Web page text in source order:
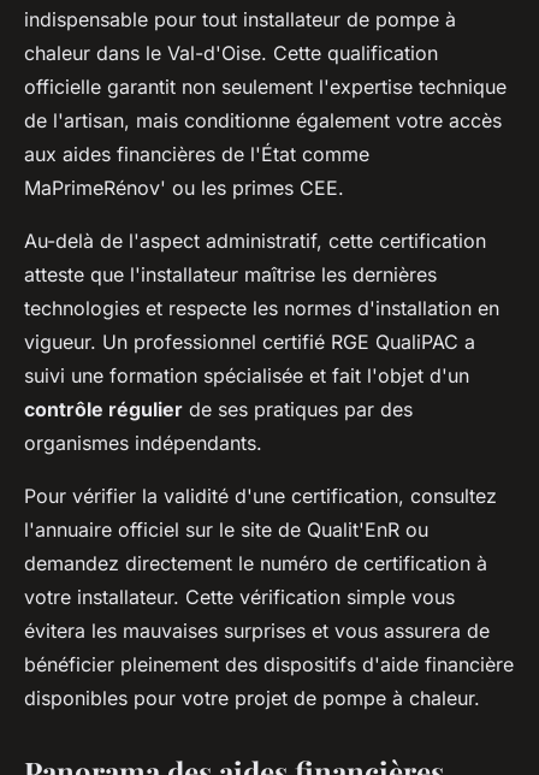
indispensable pour tout installateur de pompe à
chaleur dans le Val-d'Oise. Cette qualification
officielle garantit non seulement l'expertise technique
de l'artisan, mais conditionne également votre accès
aux aides financières de l'État comme
MaPrimeRénov' ou les primes CEE.
Au-delà de l'aspect administratif, cette certification
atteste que l'installateur maîtrise les dernières
technologies et respecte les normes d'installation en
vigueur. Un professionnel certifié RGE QualiPAC a
suivi une formation spécialisée et fait l'objet d'un
contrôle régulier de ses pratiques par des
organismes indépendants.
Pour vérifier la validité d'une certification, consultez
l'annuaire officiel sur le site de Qualit'EnR ou
demandez directement le numéro de certification à
votre installateur. Cette vérification simple vous
évitera les mauvaises surprises et vous assurera de
bénéficier pleinement des dispositifs d'aide financière
disponibles pour votre projet de pompe à chaleur.